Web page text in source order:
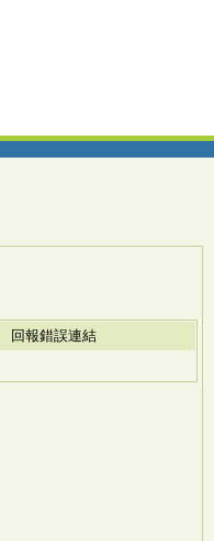
回報錯誤連結